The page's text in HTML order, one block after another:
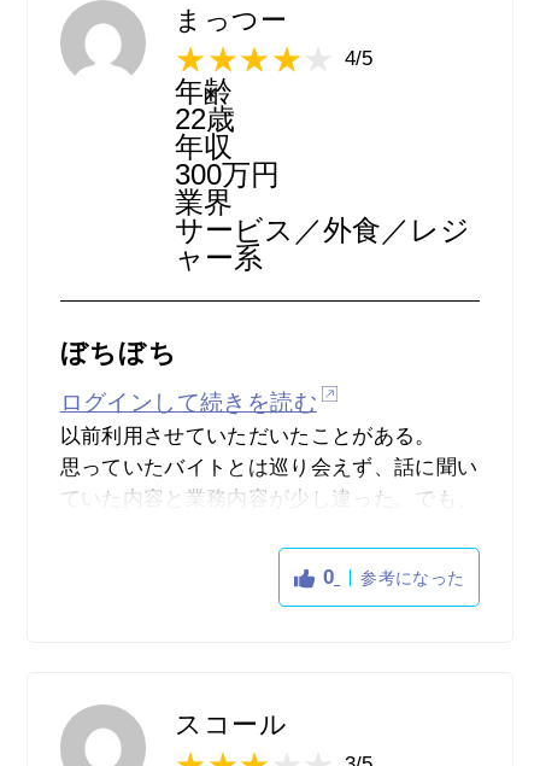
また、日払いや週払いの仕事も多くありまし
たし、気になるボタンがあり、それを押して
おくと企業側からオファーのようなものが届
いたりもするので、不安な場合はこのシステ
ムは安心ができ大変便利だと思いました。
まっつー
4/5
年齢
22歳
年収
300万円
業界
サービス／外食／レジ
ャー系
ぼちぼち
ログインして続きを読む
以前利用させていただいたことがある。
思っていたバイトとは巡り会えず、話に聞い
ていた内容と業務内容が少し違った。でも、
0 参考になった
スコール